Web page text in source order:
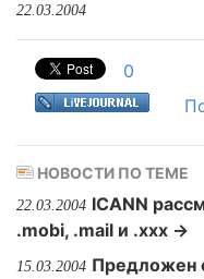
22.03.2004
0
НОВОСТИ ПО ТЕМЕ
22.03.2004 ICANN
.mobi, .mail и .xxx →
15.03.2004 Предложен